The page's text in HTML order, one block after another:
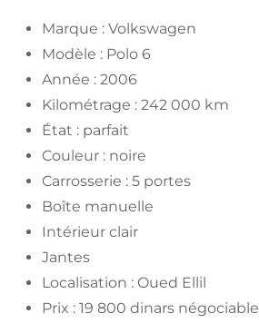
Marque : Volkswagen
Modèle : Polo 6
Année : 2006
Kilométrage : 242 000 km
État : parfait
Couleur : noire
Carrosserie : 5 portes
Boîte manuelle
Intérieur clair
Jantes
Localisation : Oued Ellil
Prix : 19 800 dinars négociable